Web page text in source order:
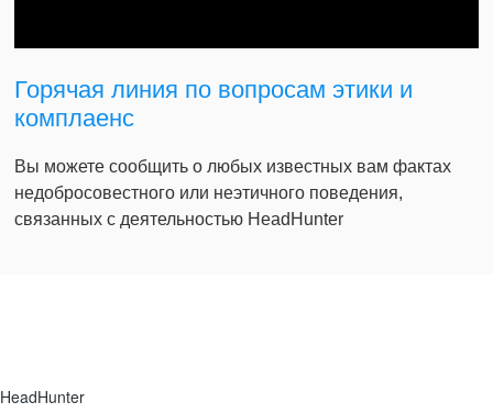
Горячая линия по вопросам этики и
комплаенс
Вы можете сообщить о любых известных вам фактах
недобросовестного или неэтичного поведения,
связанных с деятельностью HeadHunter
HeadHunter